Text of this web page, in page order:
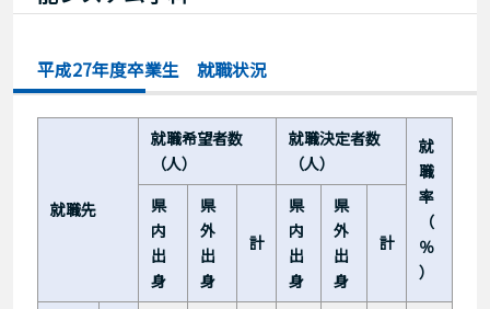
平成27年度卒業生 就職状況
就職先
就職希望者数
（人）
就職決定者数
（人）
就
職
率
（
％
）
県
内
出
身
県
外
出
身
計
県
内
出
身
県
外
出
身
計